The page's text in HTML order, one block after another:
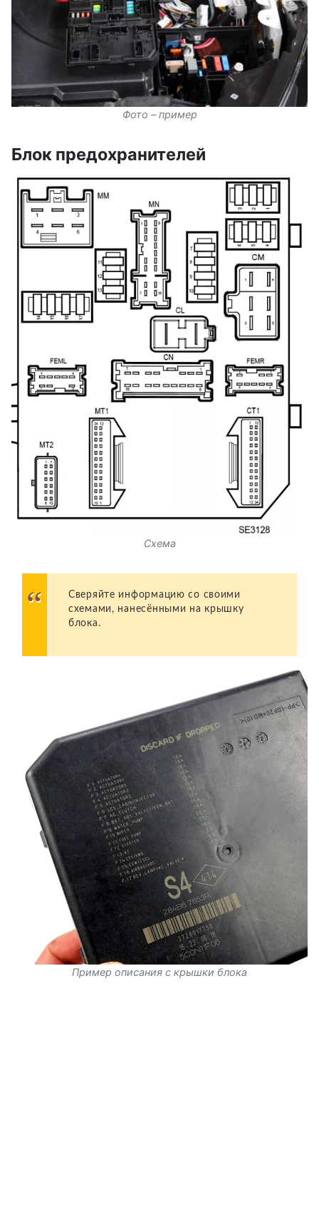
Фото – пример
Блок предохранителей
Схема
Сверяйте информацию со своими
схемами, нанесёнными на крышку
блока.
Пример описания с крышки блока